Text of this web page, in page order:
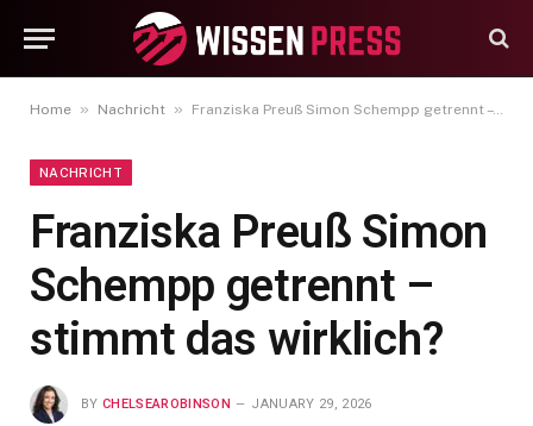
Home » Nachricht » Franziska Preuß Simon Schempp getrennt – stimmt das wirklich?
NACHRICHT
Franziska Preuß Simon
Schempp getrennt –
stimmt das wirklich?
BY CHELSEAROBINSON JANUARY 29, 2026